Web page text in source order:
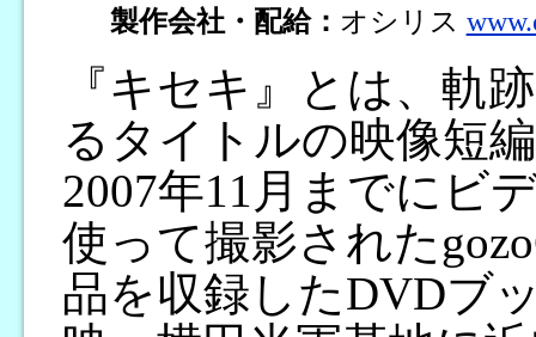
製作会社・配給： オシリス
『キセキ』とは、軌
るタイトルの映像短
2007年11月までにビ
使って撮影された
品を収録したDVDブ